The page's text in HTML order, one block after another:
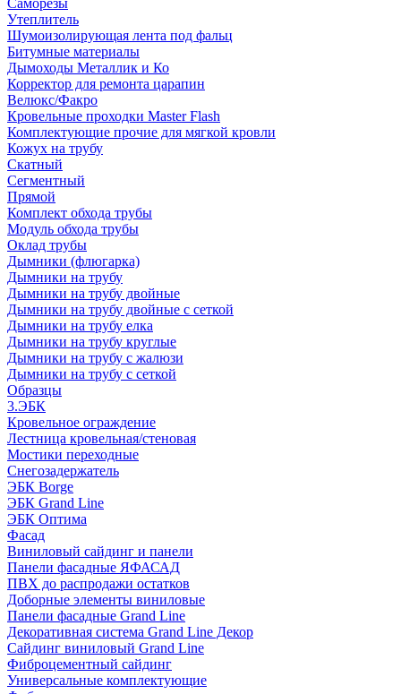
Саморезы
Утеплитель
Шумоизолирующая лента под фальц
Битумные материалы
Дымоходы Металлик и Ко
Корректор для ремонта царапин
Велюкс/Факро
Кровельные проходки Master Flash
Комплектующие прочие для мягкой кровли
Кожух на трубу
Скатный
Сегментный
Прямой
Комплект обхода трубы
Модуль обхода трубы
Оклад трубы
Дымники (флюгарка)
Дымники на трубу
Дымники на трубу двoйные
Дымники на трубу двoйные с сеткой
Дымники на трубу елка
Дымники на трубу круглые
Дымники на трубу с жалюзи
Дымники на трубу с сеткой
Образцы
3.ЭБК
Кровельное ограждение
Лестница кровельная/стеновая
Мостики переходные
Снегозадержатель
ЭБК Borge
ЭБК Grand Line
ЭБК Оптима
Фасад
Виниловый сайдинг и панели
Панели фасадные ЯФАСАД
ПВХ до распродажи остатков
Доборные элементы виниловые
Панели фасадные Grand Line
Декоративная система Grand Line Декор
Сайдинг виниловый Grand Line
Фиброцементный сайдинг
Универсальные комплектующие